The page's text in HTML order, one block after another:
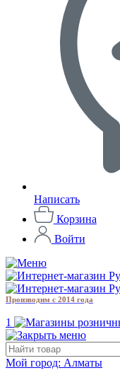
Написать
Корзина
Войти
Производим с 2014 года
1
Мой город: Алматы